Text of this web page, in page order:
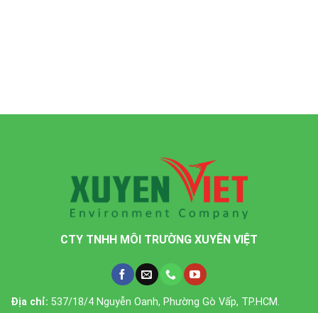
CTY TNHH MÔI TRƯỜNG XUYÊN VIỆT
Địa chỉ: 537/18/4 Nguyễn Oanh, Phường Gò Vấp, TP.HCM.